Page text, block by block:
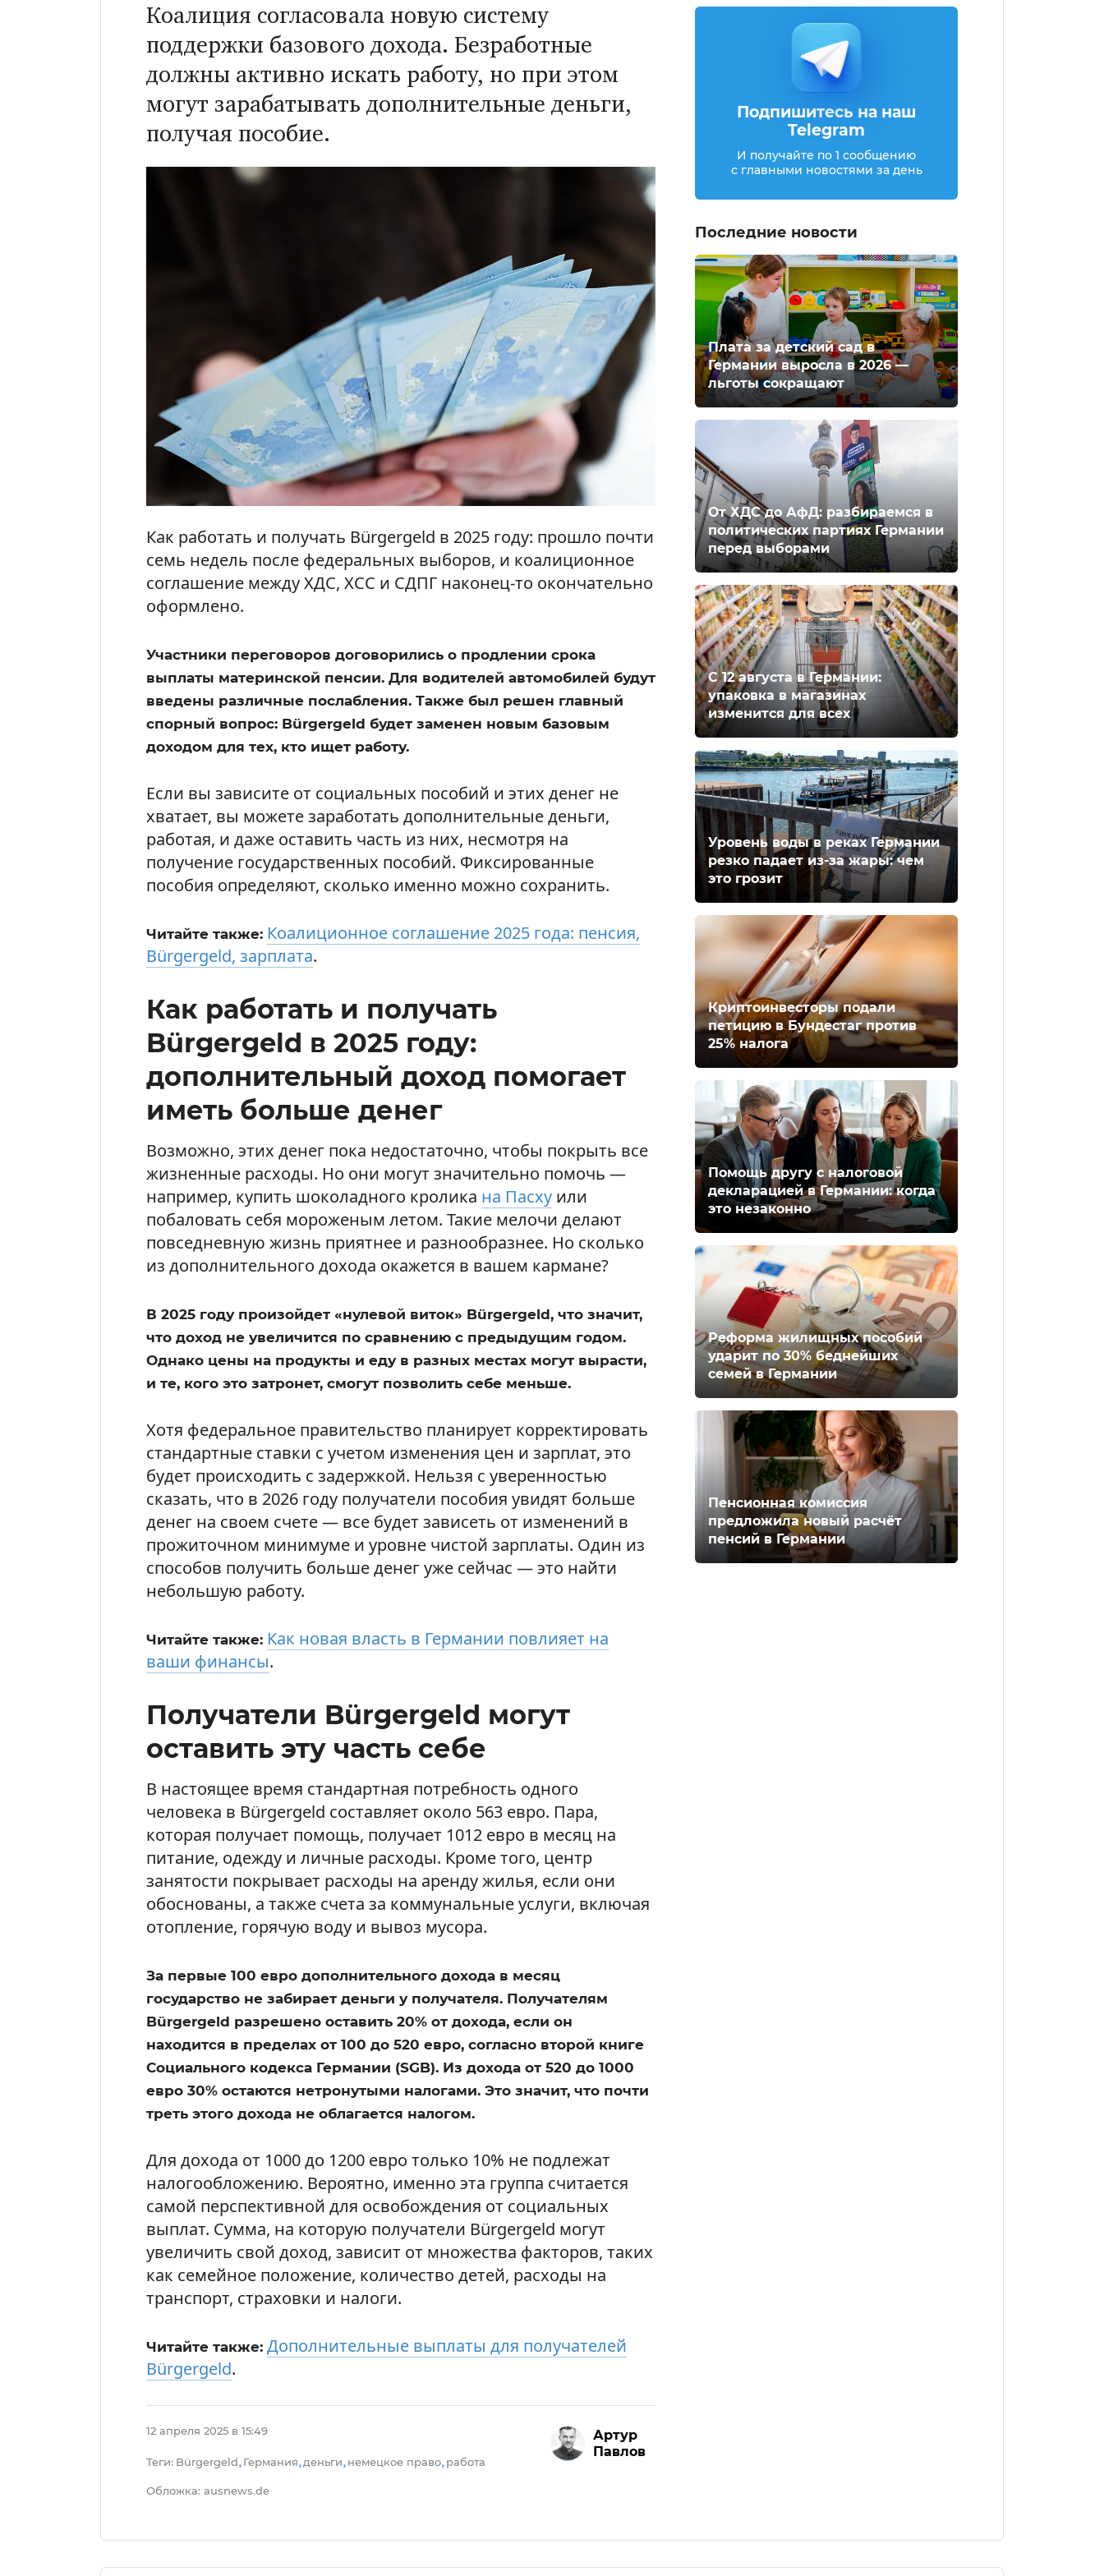
Коалиция согласовала новую систему
поддержки базового дохода. Безработные
должны активно искать работу, но при этом
могут зарабатывать дополнительные деньги,
получая пособие.
Как работать и получать Bürgergeld в 2025 году: прошло почти
семь недель после федеральных выборов, и коалиционное
соглашение между ХДС, ХСС и СДПГ наконец-то окончательно
оформлено.
Участники переговоров договорились о продлении срока
выплаты материнской пенсии. Для водителей автомобилей будут
введены различные послабления. Также был решен главный
спорный вопрос: Bürgergeld будет заменен новым базовым
доходом для тех, кто ищет работу.
Если вы зависите от социальных пособий и этих денег не
хватает, вы можете заработать дополнительные деньги,
работая, и даже оставить часть из них, несмотря на
получение государственных пособий. Фиксированные
пособия определяют, сколько именно можно сохранить.
Читайте также: Коалиционное соглашение 2025 года: пенсия,
Bürgergeld, зарплата.
Как работать и получать
Bürgergeld в 2025 году:
дополнительный доход помогает
иметь больше денег
Возможно, этих денег пока недостаточно, чтобы покрыть все
жизненные расходы. Но они могут значительно помочь —
например, купить шоколадного кролика на Пасху или
побаловать себя мороженым летом. Такие мелочи делают
повседневную жизнь приятнее и разнообразнее. Но сколько
из дополнительного дохода окажется в вашем кармане?
В 2025 году произойдет «нулевой виток» Bürgergeld, что значит,
что доход не увеличится по сравнению с предыдущим годом.
Однако цены на продукты и еду в разных местах могут вырасти,
и те, кого это затронет, смогут позволить себе меньше.
Хотя федеральное правительство планирует корректировать
стандартные ставки с учетом изменения цен и зарплат, это
будет происходить с задержкой. Нельзя с уверенностью
сказать, что в 2026 году получатели пособия увидят больше
денег на своем счете — все будет зависеть от изменений в
прожиточном минимуме и уровне чистой зарплаты. Один из
способов получить больше денег уже сейчас — это найти
небольшую работу.
Читайте также: Как новая власть в Германии повлияет на
ваши финансы.
Получатели Bürgergeld могут
оставить эту часть себе
В настоящее время стандартная потребность одного
человека в Bürgergeld составляет около 563 евро. Пара,
которая получает помощь, получает 1012 евро в месяц на
питание, одежду и личные расходы. Кроме того, центр
занятости покрывает расходы на аренду жилья, если они
обоснованы, а также счета за коммунальные услуги, включая
отопление, горячую воду и вывоз мусора.
За первые 100 евро дополнительного дохода в месяц
государство не забирает деньги у получателя. Получателям
Bürgergeld разрешено оставить 20% от дохода, если он
находится в пределах от 100 до 520 евро, согласно второй книге
Социального кодекса Германии (SGB). Из дохода от 520 до 1000
евро 30% остаются нетронутыми налогами. Это значит, что почти
треть этого дохода не облагается налогом.
Для дохода от 1000 до 1200 евро только 10% не подлежат
налогообложению. Вероятно, именно эта группа считается
самой перспективной для освобождения от социальных
выплат. Сумма, на которую получатели Bürgergeld могут
увеличить свой доход, зависит от множества факторов, таких
как семейное положение, количество детей, расходы на
транспорт, страховки и налоги.
Читайте также: Дополнительные выплаты для получателей
Bürgergeld.
12 апреля 2025 в 15:49
Теги: Bürgergeld, Германия, деньги, немецкое право, работа
Обложка: ausnews.de
Артур
Павлов
Подпишитесь на наш
Telegram
И получайте по 1 сообщению
с главными новостями за день
Последние новости
Плата за детский сад в
Германии выросла в 2026 —
льготы сокращают
От ХДС до АфД: разбираемся в
политических партиях Германии
перед выборами
С 12 августа в Германии:
упаковка в магазинах
изменится для всех
Уровень воды в реках Германии
резко падает из-за жары: чем
это грозит
Криптоинвесторы подали
петицию в Бундестаг против
25% налога
Помощь другу с налоговой
декларацией в Германии: когда
это незаконно
Реформа жилищных пособий
ударит по 30% беднейших
семей в Германии
Пенсионная комиссия
предложила новый расчёт
пенсий в Германии